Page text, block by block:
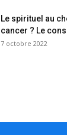
Le spirituel au
cancer ? Le
7 octobre 2022